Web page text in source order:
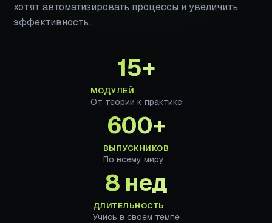
хотят автоматизировать процессы и увеличить
эффективность.
15+
МОДУЛЕЙ
От теории к практике
600+
ВЫПУСКНИКОВ
По всему миру
8 нед
ДЛИТЕЛЬНОСТЬ
Учись в своем темпе